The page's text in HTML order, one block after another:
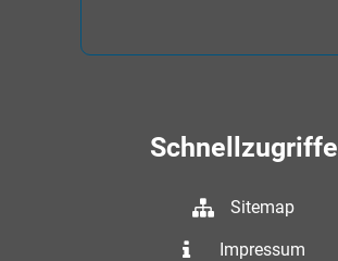
Schnellzugriffe
Sitemap
Impressum